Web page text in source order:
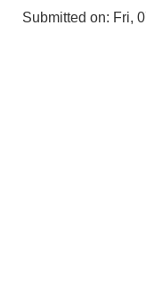
Submitted on: Fri,